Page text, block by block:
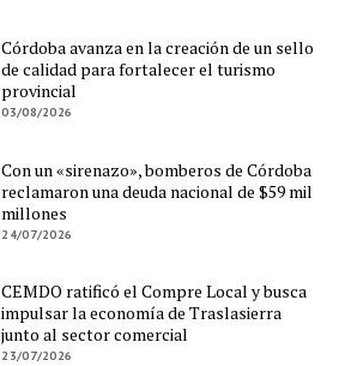
Córdoba avanza en la creación de un sello
de calidad para fortalecer el turismo
provincial
03/08/2026
Con un «sirenazo», bomberos de Córdoba
reclamaron una deuda nacional de $59 mil
millones
24/07/2026
CEMDO ratificó el Compre Local y busca
impulsar la economía de Traslasierra
junto al sector comercial
23/07/2026